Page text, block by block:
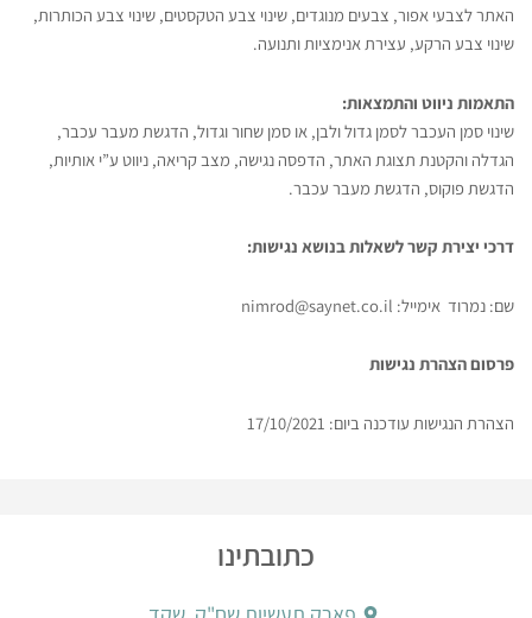
האתר לצבעי אפור, צבעים מנוגדים, שינוי צבע הטקסטים, שינוי צבע הכותרות,
שינוי צבע הרקע, עצירת אנימציות ותנועה.
התאמות ניווט והתמצאות:
שינוי סמן העכבר לסמן גדול ולבן, או סמן שחור וגדול, הדגשת מעבר עכבר,
הגדלה והקטנת תצוגת האתר, הדפסה נגישה, מצב קריאה, ניווט ע”י אותיות,
הדגשת פוקוס, הדגשת מעבר עכבר.
דרכי יצירת קשר לשאלות בנושא נגישות:
שם: נמרוד אימייל: nimrod@saynet.co.il
פרסום הצהרת נגישות
הצהרת הנגישות עודכנה ביום: 17/10/2021
כתובתינו